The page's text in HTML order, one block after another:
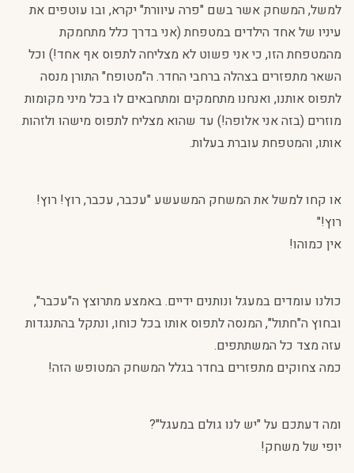
למשל, המשחק אשר בשם "פרה עיוורת" יקרא, ובו עוטפים את
עיניו של אחד הילדים במטפחת (אני בדרך כלל מתחמקת
מהמטפחת הזו, כי אני פשוט לא מצליחה לתפוס אף אחד!) וכל
השאר מתפזרים בצהלה ברחבי החדר. ה"מטופח" התורן מנסה
לתפוס אותנו, ואנחנו מתחמקים ומתחבאים לו בכל מיני מקומות
מוזרים (בזה אני אלופה!) עד שהוא מצליח לתפוס מישהו ולזהות
אותו, והמטפחת עוברת בעלות.
או קחו למשל את המשחק המשעשע "עכבר, עכבר, רוץ! רוץ!
רוץ!"
אין כמוהו!
כולנו עומדים במעגל ונותנים ידיים. באמצע מתרוצץ ה"עכבר",
ובחוץ ה"חתול", המנסה לתפוס אותו בכל כוחו, ונתקל בהתנגדות
עזה מצד כל המשתתפים.
כמה צחוקים מתפזרים בחדר בגלל המשחק המטופש הזה!
ומה דעתכם על "יש לנו גולם במעגל"?
יופי של משחק!